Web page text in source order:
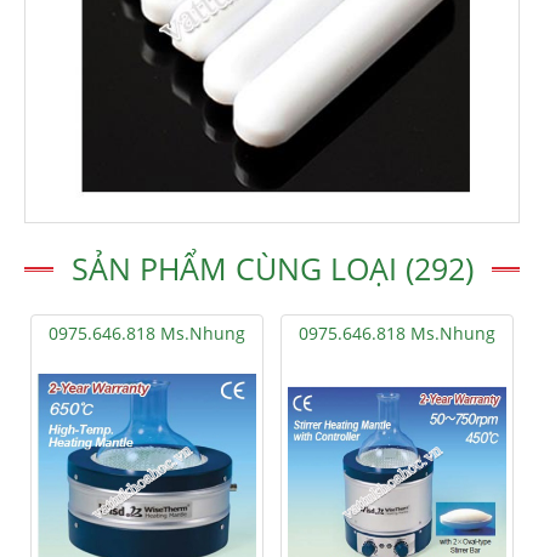
SẢN PHẨM CÙNG LOẠI (292)
0975.646.818 Ms.Nhung 0975.646.818 Ms.Nhung